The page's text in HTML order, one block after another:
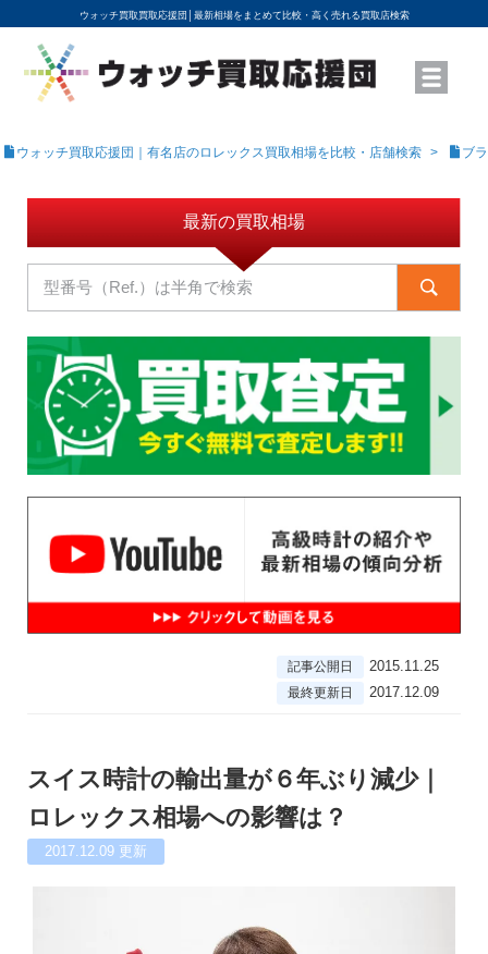
ウォッチ買取買取応援団│ 最新相場をまとめて比較・高く売れる買取店検索
YouTubeで動画を公開中
ROLEXモデル名から買取相場を調べる
高級時計ブランド名から買取相場を調べる
地域から買取店を探す
店舗名から買取店を探す
ブランド時計を高く売る方法
買取査定を依頼する
ウォッチ買取応援団｜有名店のロレックス買取相場を比較・店舗検索 ブ
最新の買取相場
記事公開日 2015.11.25
最終更新日 2017.12.09
スイス時計の輸出量が６年ぶり減少｜
ロレックス相場への影響は？
2017.12.09 更新